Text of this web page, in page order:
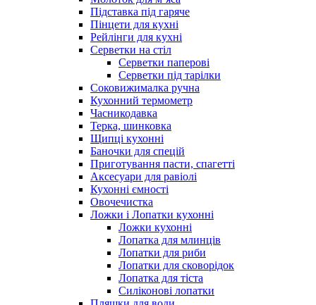
Підставка під гаряче
Пінцети для кухні
Рейлінги для кухні
Серветки на стіл
Серветки паперові
Серветки під тарілки
Соковижималка ручна
Кухонний термометр
Часникодавка
Терка, шинковка
Щипці кухонні
Баночки для спецій
Приготування пасти, спагетті
Аксесуари для равіолі
Кухонні ємності
Овочечистка
Ложки і Лопатки кухонні
Ложки кухонні
Лопатка для млинців
Лопатки для риби
Лопатки для сковорідок
Лопатка для тіста
Силіконові лопатки